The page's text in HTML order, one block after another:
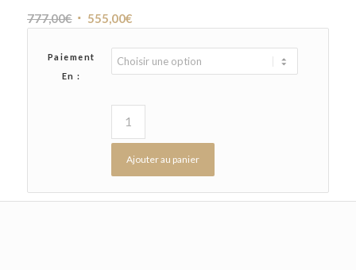
777,00€ Le
initial
était :
555,00€Le
actuel
est :
Paiement
En :
Ajouter au panier